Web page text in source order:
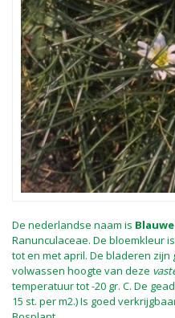
De nederlandse naam is
Ranunculaceae. De bloemkleur
tot en met april. De bladeren zijn
volwassen hoogte van deze
temperatuur tot -20 gr. C. De
15 st. per m2.) Is goed